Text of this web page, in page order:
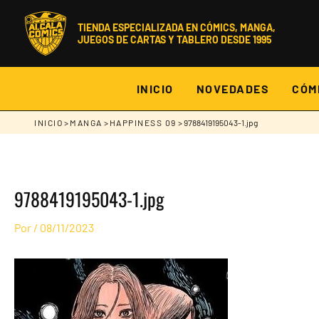
contenido
TIENDA ESPECIALIZADA EN CÓMICS, MANGA,
JUEGOS DE CARTAS Y TABLERO DESDE 1995
INICIO NOVEDADES
INICIO > MANGA > HAPPINESS 09 > 9788419195043-1.jpg
9788419195043-1.jpg
Por / 08/11/2023